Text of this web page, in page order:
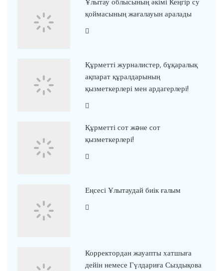
Ұлытау облысының әкімі Кеңгір су
қоймасының жағалауын аралады
Құрметті журналистер, бұқаралық
ақпарат құралдарының
қызметкерлері мен ардагерлері!
Құрметті сот жəне сот
қызметкерлері!
Еңсесі Ұлытаудай биік ғалым
Корректордан жауапты хатшыға
дейін немесе Гүлдариға Сыздықова